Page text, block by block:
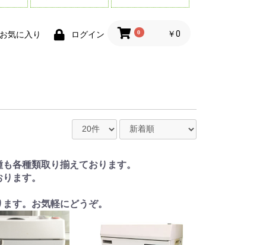
気に入り ログイン 0 ￥0
各種類取り揃えております。
ます。
す。お気軽にどうぞ。